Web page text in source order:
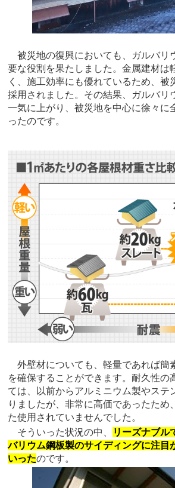
被災地の復興においても、ガルバリ
要な役割を果たしました。金属建材は
く、施工効率にも優れているため、被
採用されました。その結果、ガルバリ
一気に上がり、被災地を中心に徐々に
ったのです。
外壁材についても、軽量であれば簡
を確保することができます。耐久性の
ては、以前からアルミニウム製やステ
りましたが、非常に高価であったため
た使用されていませんでした。
そういった状況の中、
リーズナブル
バリウム鋼板製のサイディングに注目
いったのです。